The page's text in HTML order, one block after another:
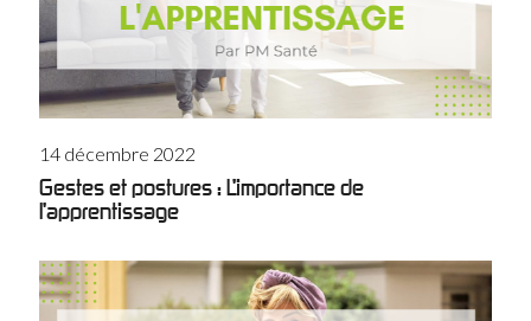
14 décembre 2022
Gestes et postures : L’importance de
l’apprentissage